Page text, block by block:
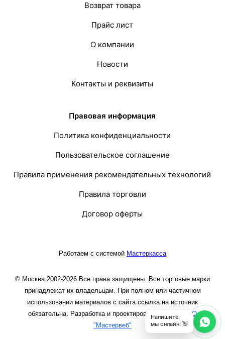
Возврат товара
Прайс лист
О компании
Новости
Контакты и реквизиты
Правовая информация
Политика конфиденциальности
Пользовательское соглашение
Правила применения рекомендательных технологий
Правила торговли
Договор оферты
Работаем с системой Мастеркасса
© Москва 2002-2026 Все права защищены. Все торговые марки
принадлежат их владельцам. При полном или частичном
использовании материалов с сайта ссылка на источник
обязательна. Разработка и проектирование сайта
ООО
"Мастервеб"
Напишите,
мы онлайн! 👋